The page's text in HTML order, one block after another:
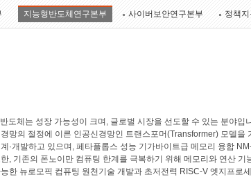
지능형반도체연구본부 사이버보안연구본부 정책
도체는 성장 가능성이 크며, 글로벌 시장을 선도할 수 있는 분야
망의 절정에 이른 인공신경망인 트랜스포머(Transformer) 모델
·개발하고 있으며, 페타플롭스 성능 기가바이트급 메모리 융합
, 기존의 폰노이만 컴퓨팅 한계를 극복하기 위해 메모리와 연산
한 뉴로모픽 컴퓨팅 원천기술 개발과 초저전력 RISC-V 엣지프로